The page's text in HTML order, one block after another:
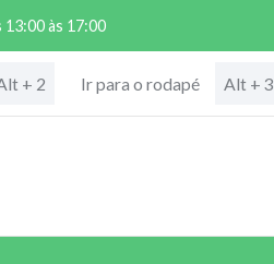
13:00 às 17:00
+ 2 Ir para o rodapé Alt + 3